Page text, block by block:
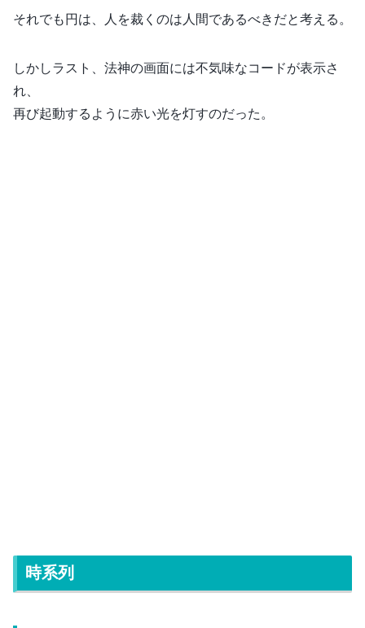
それでも円は、人を裁くのは人間であるべきだと考える。
しかしラスト、法神の画面には不気味なコードが表示さ
れ、
再び起動するように赤い光を灯すのだった。
時系列